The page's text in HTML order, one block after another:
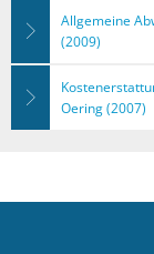
Allgemeine
(2009)
Oering (2007)